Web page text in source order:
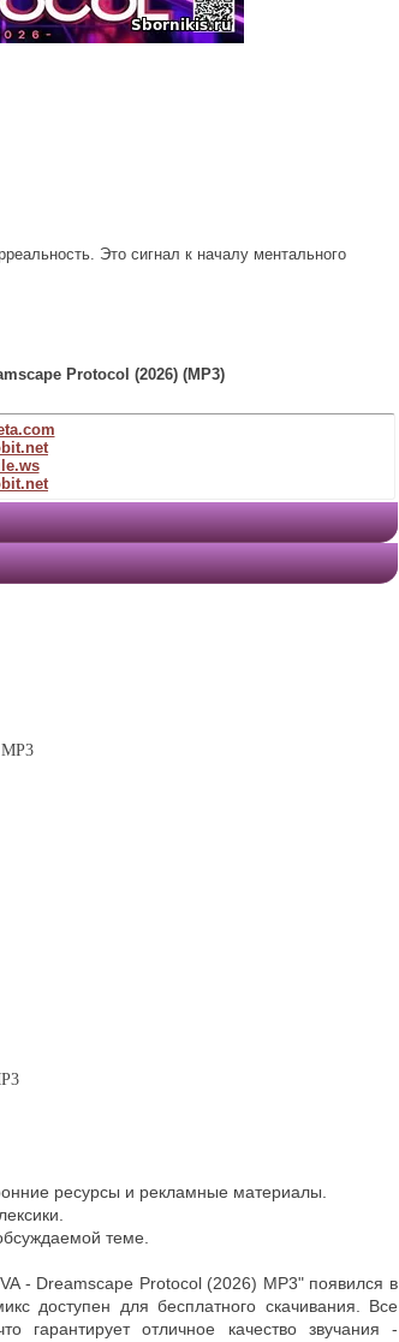
Это сигнал к началу ментального
Protocol (2026) (MP3)
ресурсы и рекламные материалы.
теме.
- Dreamscape Protocol (2026) MP3" появился в
доступен для бесплатного скачивания. Все
гарантирует отличное качество звучания -